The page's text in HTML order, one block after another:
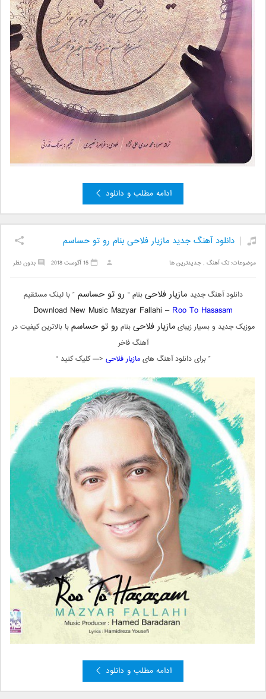
ادامه مطلب و دانلود
دانلود آهنگ جدید مازیار فلاحی بنام رو تو حساسم
موضوعات:تک آهنگ ,جدیدترین ها بدون نظر 15 آگوست 2018
دانلود آهنگ جدید مازیار فلاحیبنام “ رو تو حساسم” با لینک مستقیم
Download New Music Mazyar Fallahi – Roo To Hasasam
موزیک جدید و بسیار زیبایمازیار فلاحیبنام رو تو حساسمبا بالاترین کیفیت در
آهنگ فاخر
” برای دانلود آهنگ هایمازیار فلاحی <— کلیک کنید “
ادامه مطلب و دانلود